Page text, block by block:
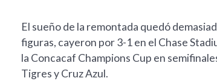
El sueño de la remontada quedó
figuras, cayeron por 3-1 en el Chase
la Concacaf Champions Cup en
Tigres y Cruz Azul.